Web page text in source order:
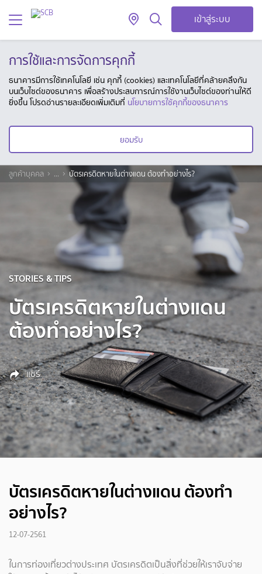
เข้าสู่ระบบ
การใช้และการจัดการคุกกี้
ธนาคารมีการใช้เทคโนโลยี เช่น คุกกี้ (cookies) และเทคโนโลยีที่คล้ายคลึงกัน
บนเว็บไซต์ของธนาคาร เพื่อสร้างประสบการณ์การใช้งานเว็บไซต์ของท่านให้ดี
ยิ่งขึ้น โปรดอ่านรายละเอียดเพิ่มเติมที่ นโยบายการใช้คุกกี้ของธนาคาร
ยอมรับ
ลูกค้าบุคคล ... บัตรเครดิตหายในต่างแดน ต้องทำอย่างไร?
STORIES & TIPS
บัตรเครดิตหายในต่างแดน
ต้องทำอย่างไร?
แชร์
บัตรเครดิตหายในต่างแดน ต้องทำ
อย่างไร?
12-07-2561
ในการท่องเที่ยวต่างประเทศ บัตรเครดิตเป็นสิ่งที่ช่วยให้เราจับจ่าย